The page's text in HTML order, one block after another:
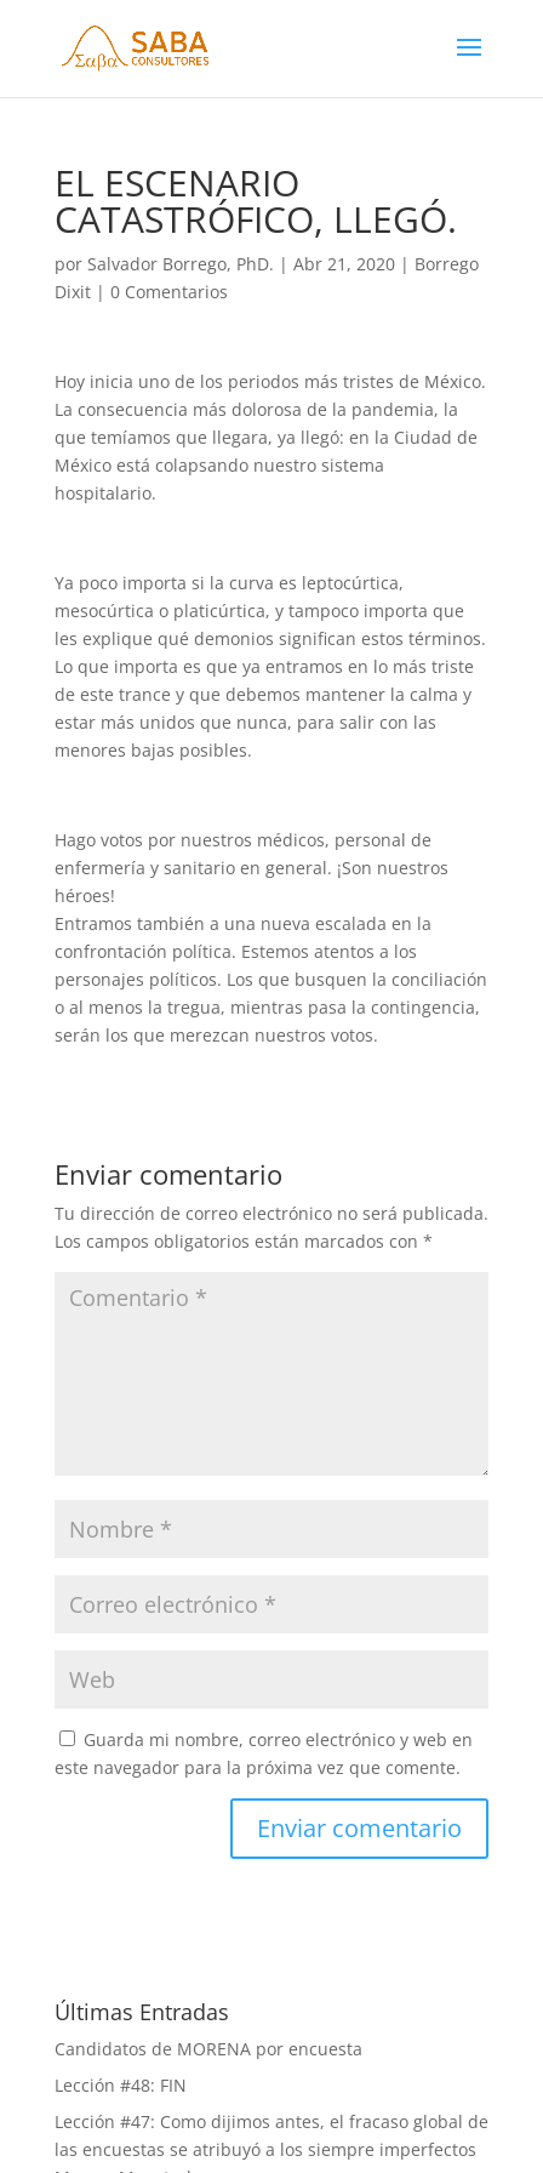
EL ESCENARIO
CATASTRÓFICO, LLEGÓ.
por Salvador Borrego, PhD. | Abr 21, 2020| Borrego
Dixit| 0 Comentarios
Hoy inicia uno de los periodos más tristes de México.
La consecuencia más dolorosa de la pandemia, la
que temíamos que llegara, ya llegó: en la Ciudad de
México está colapsando nuestro sistema
hospitalario.
Ya poco importa si la curva es leptocúrtica,
mesocúrtica o platicúrtica, y tampoco importa que
les explique qué demonios significan estos términos.
Lo que importa es que ya entramos en lo más triste
de este trance y que debemos mantener la calma y
estar más unidos que nunca, para salir con las
menores bajas posibles.
Hago votos por nuestros médicos, personal de
enfermería y sanitario en general. ¡Son nuestros
héroes!
Entramos también a una nueva escalada en la
confrontación política. Estemos atentos a los
personajes políticos. Los que busquen la conciliación
o al menos la tregua, mientras pasa la contingencia,
serán los que merezcan nuestros votos.
Enviar comentario
Tu dirección de correo electrónico no será publicada.
Los campos obligatorios están marcados con *
Guarda mi nombre, correo electrónico y web en
este navegador para la próxima vez que comente.
Últimas Entradas
Candidatos de MORENA por encuesta
Lección #48: FIN
Lección #47: Como dijimos antes, el fracaso global de
las encuestas se atribuyó a los siempre imperfectos